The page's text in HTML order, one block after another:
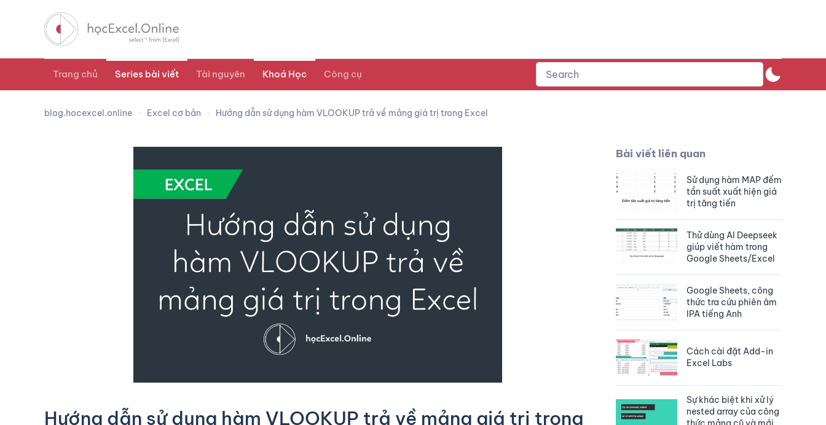
Trang chủ Series bài viết Tài nguyên Khoá Học Công cụ
blog.hocexcel.online Excel cơ bản Hướng dẫn sử dụng hàm VLOOKUP trả về mảng giá trị trong Excel
Hướng dẫn sử dụng hàm VLOOKUP trả về mảng giá trị trong
Bài viết liên quan
Sử dụng hàm MAP đếm
tần suất xuất hiện giá
trị tăng tiến
Thử dùng AI Deepseek
giúp viết hàm trong
Google Sheets/Excel
Google Sheets, công
thức tra cứu phiên âm
IPA tiếng Anh
Cách cài đặt Add-in
Excel Labs
Sự khác biệt khi xử lý
nested array của công